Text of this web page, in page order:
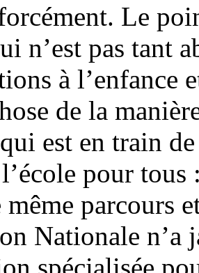
Le
n’est pas tant
à l’enfance
de la
est en train
pour tous
parcours
Nationale n’a
spécialisée